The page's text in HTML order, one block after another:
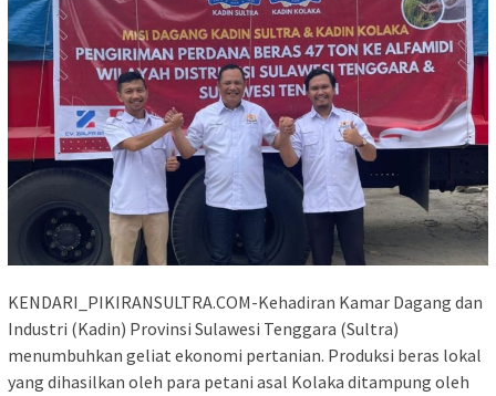
KENDARI_PIKIRANSULTRA.COM-Kehadiran Kamar Dagang dan
Industri (Kadin) Provinsi Sulawesi Tenggara (Sultra)
menumbuhkan geliat ekonomi pertanian. Produksi beras lokal
yang dihasilkan oleh para petani asal Kolaka ditampung oleh